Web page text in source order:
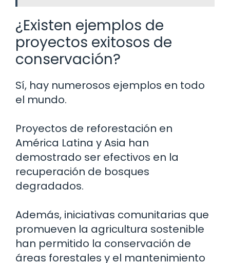
¿Existen ejemplos de
proyectos exitosos de
conservación?
Sí, hay numerosos ejemplos en todo
el mundo.
Proyectos de reforestación en
América Latina y Asia han
demostrado ser efectivos en la
recuperación de bosques
degradados.
Además, iniciativas comunitarias que
promueven la agricultura sostenible
han permitido la conservación de
áreas forestales y el mantenimiento